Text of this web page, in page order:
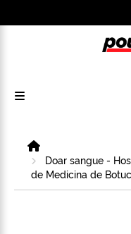
Doar sangue -
de Medicina de